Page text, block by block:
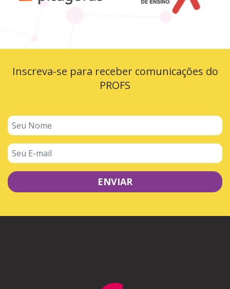
Inscreva-se para receber comunicações do
PROFS